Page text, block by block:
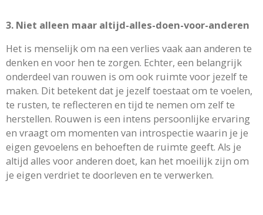
3. Niet alleen maar altijd-alles-doen-voor-anderen
Het is menselijk om na een verlies vaak aan anderen te
denken en voor hen te zorgen. Echter, een belangrijk
onderdeel van rouwen is om ook ruimte voor jezelf te
maken. Dit betekent dat je jezelf toestaat om te voelen,
te rusten, te reflecteren en tijd te nemen om zelf te
herstellen. Rouwen is een intens persoonlijke ervaring
en vraagt om momenten van introspectie waarin je je
eigen gevoelens en behoeften de ruimte geeft. Als je
altijd alles voor anderen doet, kan het moeilijk zijn om
je eigen verdriet te doorleven en te verwerken.